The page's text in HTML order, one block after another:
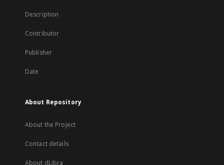
Description
Contributor
Publisher
Date
About Repository
About the Project
Contact details
About dLibra